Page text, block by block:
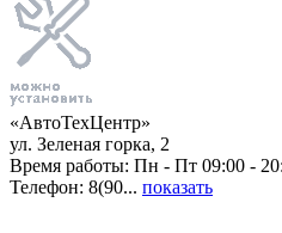
«АвтоТехЦентр»
ул. Зеленая горка, 2
Время работы: Пн - Пт 09:00 -
Телефон: 8(90... показать